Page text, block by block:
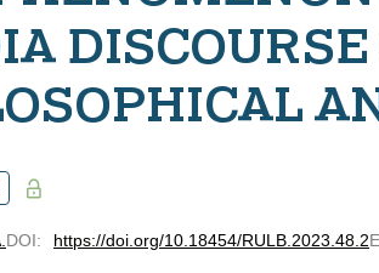
DOI: https://doi.org/10.18454/RULB.2023.48.2